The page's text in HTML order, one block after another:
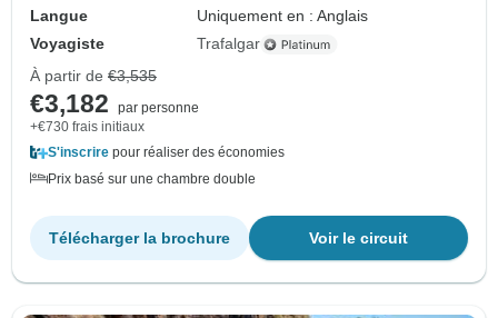
Langue
Uniquement en : Anglais
Voyagiste
Trafalgar
À partir de €3,535
€3,182
par personne
+€730 frais initiaux
S'inscrire pour réaliser des économies
Prix basé sur une chambre double
Voir le circuit
Télécharger la brochure